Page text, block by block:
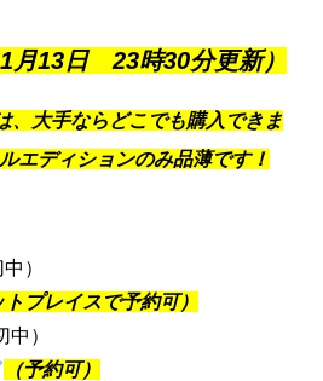
月13日 23時30分更新）
、大手ならどこでも購入できま
エディションのみ品薄です！
）
プレイスで予約可）
中）
（予約可）